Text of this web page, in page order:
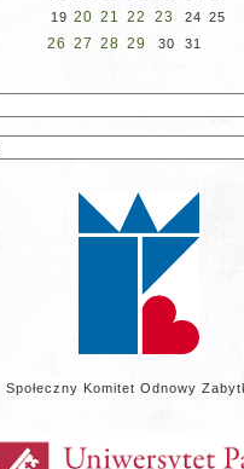
19 20 21 22 23 24 25
26 27 28 29 30 31
Społeczny Komitet Odnowy